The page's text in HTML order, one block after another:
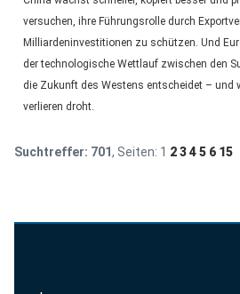
versuchen, ihre Führungsrolle durch
Milliardeninvestitionen zu schützen. Und
der technologische Wettlauf zwischen den
die Zukunft des Westens entscheidet – und
verlieren droht.
Suchtreffer: 701, Seiten: 1 2 3 4 5 6 15